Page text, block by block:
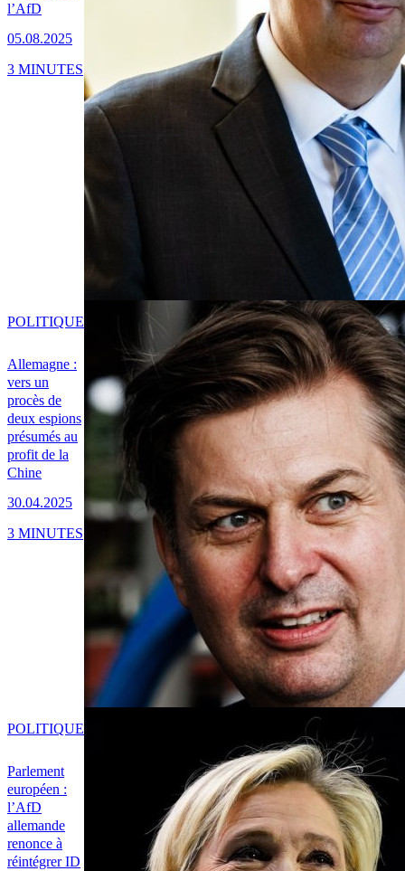
l’AfD
05.08.2025
3 MINUTES
Allemagne :
vers un
procès de
deux espions
présumés au
profit de la
Chine
30.04.2025
POLITIQUE
3 MINUTES
Parlement
européen :
l’AfD
allemande
renonce à
réintégrer ID
POLITIQUE